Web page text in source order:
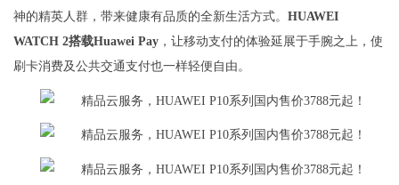
神的精英人群，带来健康有品质的全新生活方式。 HUAWEI
WATCH 2搭载Huawei Pay ，让移动支付的体验延展于手腕之上，使
刷卡消费及公共交通支付也一样轻便自由。